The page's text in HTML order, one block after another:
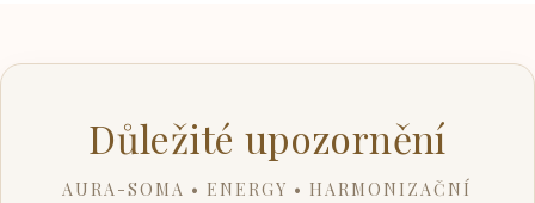
Důležité upozornění
AURA-SOMA • ENERGY • HARMONIZAČNÍ